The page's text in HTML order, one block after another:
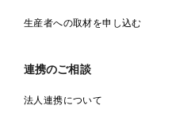
生産者への取材を申し込む
連携のご相談
法人連携について